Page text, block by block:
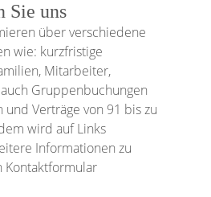
Sie uns
über verschiedene
wie: kurzfristige
Mitarbeiter,
Gruppenbuchungen
Verträge von 91 bis zu
wird auf Links
Informationen zu
Kontaktformular